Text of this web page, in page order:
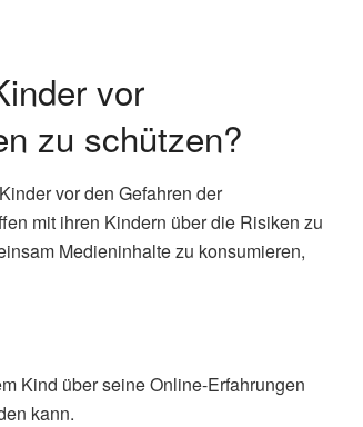
vor
zu schützen?
vor den Gefahren der
mit ihren Kindern über die Risiken zu
Medieninhalte zu konsumieren,
Kind über seine Online-Erfahrungen
kann.